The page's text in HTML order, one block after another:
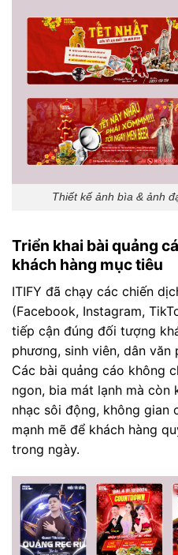
Thiết kế ảnh bìa & ảnh
Triển khai bài quảng
khách hàng mục tiêu
ITIFY đã chạy các chiến
(Facebook, Instagram,
tiếp cận đúng đối tượng
phương, sinh viên, dân
Các bài quảng cáo không
ngon, bia mát lạnh mà còn
nhạc sôi động, không gian
mạnh mẽ để khách hàng
trong ngày.